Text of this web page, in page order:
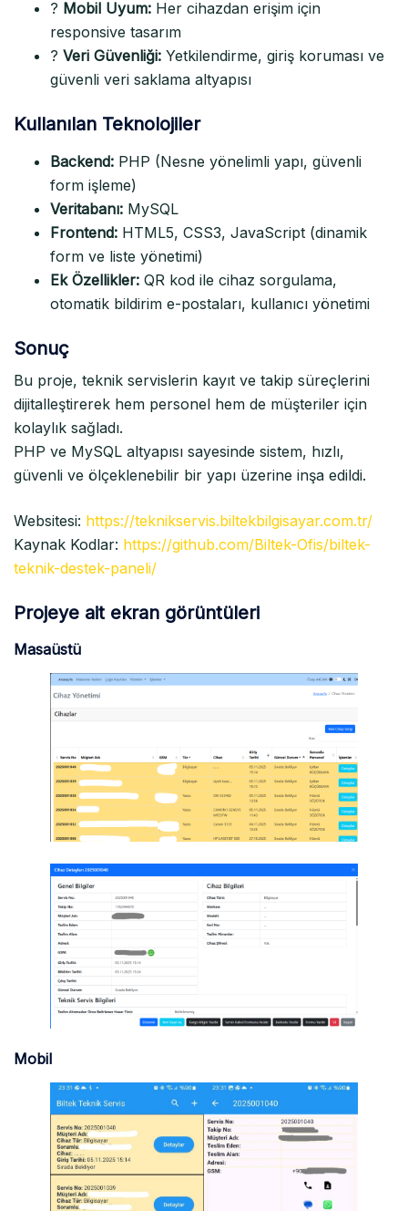
? Mobil Uyum: Her cihazdan erişim için
responsive tasarım
? Veri Güvenliği: Yetkilendirme, giriş koruması ve
güvenli veri saklama altyapısı
Kullanılan Teknolojiler
Backend: PHP (Nesne yönelimli yapı, güvenli
form işleme)
Veritabanı: MySQL
Frontend: HTML5, CSS3, JavaScript (dinamik
form ve liste yönetimi)
Ek Özellikler: QR kod ile cihaz sorgulama,
otomatik bildirim e-postaları, kullanıcı yönetimi
Sonuç
Bu proje, teknik servislerin kayıt ve takip süreçlerini
dijitalleştirerek hem personel hem de müşteriler için
kolaylık sağladı.
PHP ve MySQL altyapısı sayesinde sistem, hızlı,
güvenli ve ölçeklenebilir bir yapı üzerine inşa edildi.
Websitesi: https://teknikservis.biltekbilgisayar.com.tr/
Kaynak Kodlar: https://github.com/Biltek-Ofis/biltek-
teknik-destek-paneli/
Projeye ait ekran görüntüleri
Masaüstü
Mobil